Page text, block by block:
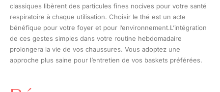
classiques libèrent des particules fines nocives pour votre santé
respiratoire à chaque utilisation. Choisir le thé est un acte
bénéfique pour votre foyer et pour l’environnement.L’intégration
de ces gestes simples dans votre routine hebdomadaire
prolongera la vie de vos chaussures. Vous adoptez une
approche plus saine pour l’entretien de vos baskets préférées.